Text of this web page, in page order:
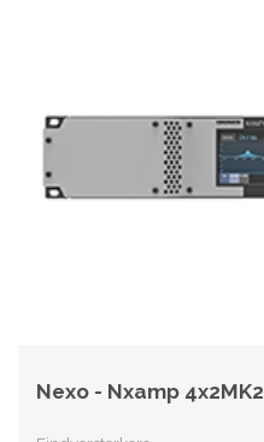
Nexo - Nxamp 4x2MK2